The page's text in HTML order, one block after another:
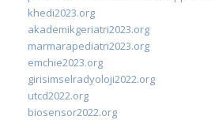
khedi2023.org
akademikgeriatri2023.org
marmarapediatri2023.org
emchie2023.org
girisimselradyoloji2022.org
utcd2022.org
biosensor2022.org